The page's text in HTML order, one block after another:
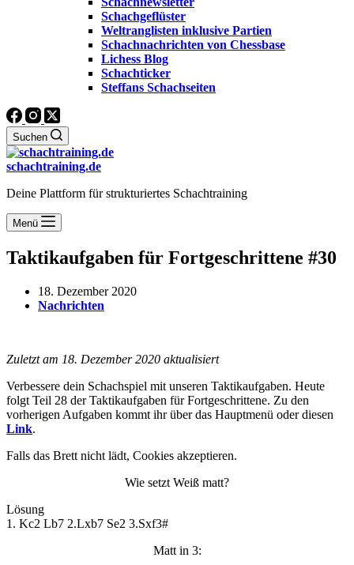
Schachgeflüster
Weltranglisten inklusive Partien
Schachnachrichten von Chessbase
Lichess Blog
Schachticker
Steffans Schachseiten
Suchen
schachtraining.de
Deine Plattform für strukturiertes Schachtraining
Menü
Taktikaufgaben für Fortgeschrittene #30
18. Dezember 2020
Nachrichten
Zuletzt am 18. Dezember 2020 aktualisiert
Verbessere dein Schachspiel mit unseren Taktikaufgaben. Heute
folgt Teil 28 der Taktikaufgaben für Fortgeschrittene. Zu den
vorherigen Aufgaben kommt ihr über das Hauptmenü oder diesen
Link.
Falls das Brett nicht lädt, Cookies akzeptieren.
Wie setzt Weiß matt?
Lösung
1. Kc2 Lb7 2.Lxb7 Se2 3.Sxf3#
Matt in 3: